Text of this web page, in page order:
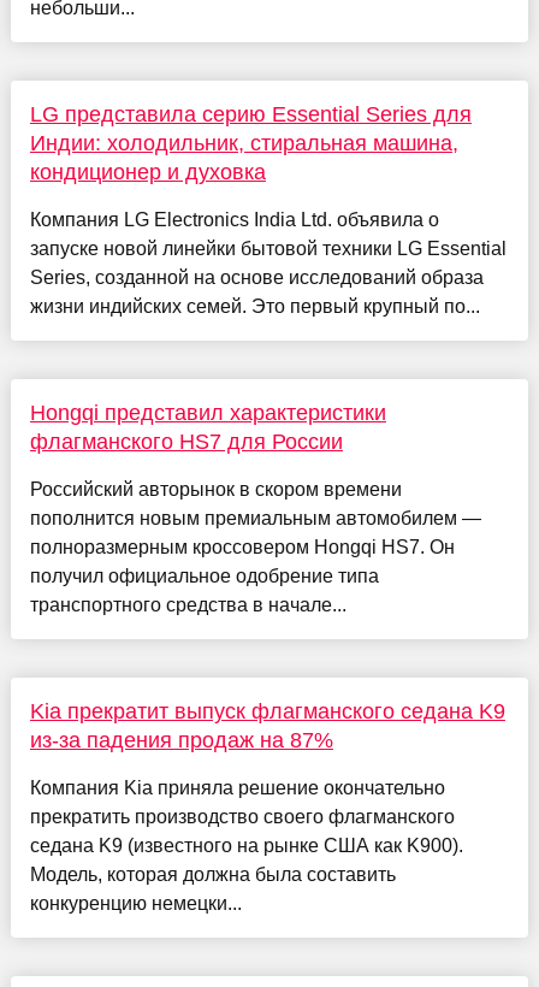
небольши...
LG представила серию Essential Series для
Индии: холодильник, стиральная машина,
кондиционер и духовка
Компания LG Electronics India Ltd. объявила о
запуске новой линейки бытовой техники LG Essential
Series, созданной на основе исследований образа
жизни индийских семей. Это первый крупный по...
Hongqi представил характеристики
флагманского HS7 для России
Российский авторынок в скором времени
пополнится новым премиальным автомобилем —
полноразмерным кроссовером Hongqi HS7. Он
получил официальное одобрение типа
транспортного средства в начале...
Kia прекратит выпуск флагманского седана K9
из-за падения продаж на 87%
Компания Kia приняла решение окончательно
прекратить производство своего флагманского
седана K9 (известного на рынке США как K900).
Модель, которая должна была составить
конкуренцию немецки...